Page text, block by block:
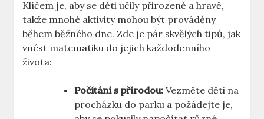
Klíčem je, aby se děti učily přirozeně a hravě,
takže mnohé aktivity mohou být prováděny
během běžného dne. Zde je pár skvělých tipů, jak
vnést matematiku do jejich každodenního
života:
Počítání s přírodou: Vezměte děti na
procházku do parku a požádejte je,